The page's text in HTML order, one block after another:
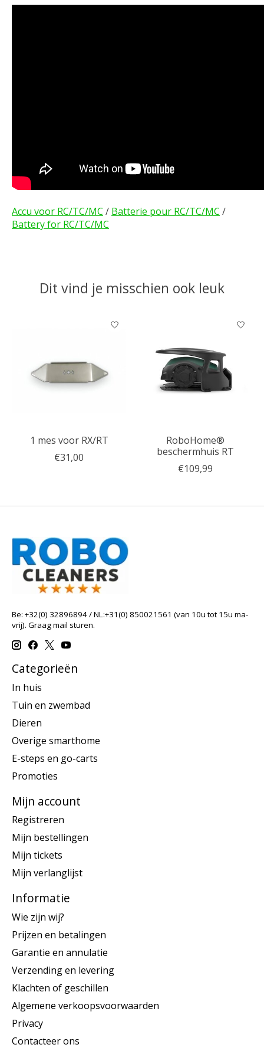
Accu voor RC/TC/MC / Batterie pour RC/TC/MC /
Battery for RC/TC/MC
Dit vind je misschien ook leuk
Items van productcarrousel
1 mes voor RX/RT
€31,00
RoboHome®
beschermhuis RT
€109,99
Be: +32(0) 32896894 / NL:+31(0) 850021561 (van 10u tot 15u ma-
vrij). Graag mail sturen.
Categorieën
In huis
Tuin en zwembad
Dieren
Overige smarthome
E-steps en go-carts
Promoties
Mijn account
Registreren
Mijn bestellingen
Mijn tickets
Mijn verlanglijst
Informatie
Wie zijn wij?
Prijzen en betalingen
Garantie en annulatie
Verzending en levering
Klachten of geschillen
Algemene verkoopsvoorwaarden
Privacy
Contacteer ons